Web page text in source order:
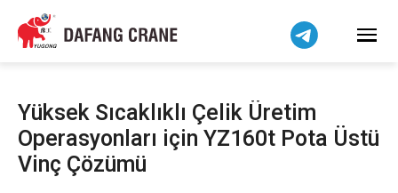
Yüksek Sıcaklıklı Çelik Üretim
Operasyonları için YZ160t Pota Üstü
Vinç Çözümü
Bahasa Indonesia
Bahasa Melayu
বাংলা
فارسی
Pilipino